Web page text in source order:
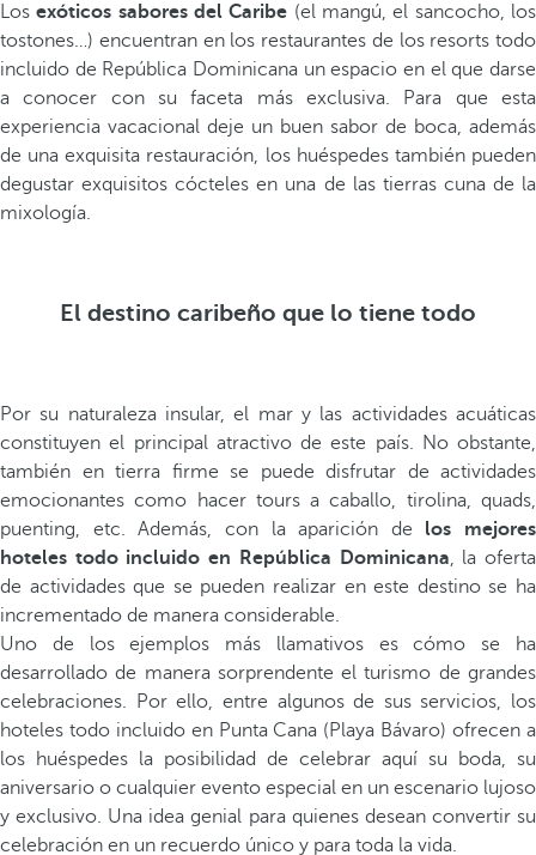
Losexóticos sabores del Caribe (el mangú, el sancocho, los
tostones…) encuentran en los restaurantes de los resorts todo
incluido de República Dominicana un espacio en el que darse
a conocer con su faceta más exclusiva. Para que esta
experiencia vacacional deje un buen sabor de boca, además
de una exquisita restauración, los huéspedes también pueden
degustar exquisitos cócteles en una de las tierras cuna de la
mixología.
El destino caribeño que lo tiene todo
Por su naturaleza insular, el mar y las actividades acuáticas
constituyen el principal atractivo de este país. No obstante,
también en tierra firme se puede disfrutar de actividades
emocionantes como hacer tours a caballo, tirolina, quads,
puenting, etc. Además, con la aparición de los mejores
hoteles todo incluido en República Dominicana, la oferta
de actividades que se pueden realizar en este destino se ha
incrementado de manera considerable.
Uno de los ejemplos más llamativos es cómo se ha
desarrollado de manera sorprendente el turismo de grandes
celebraciones. Por ello, entre algunos de sus servicios, los
hoteles todo incluido en Punta Cana (Playa Bávaro) ofrecen a
los huéspedes la posibilidad de celebrar aquí su boda, su
aniversario o cualquier evento especial en un escenario lujoso
y exclusivo. Una idea genial para quienes desean convertir su
celebración en un recuerdo único y para toda la vida.